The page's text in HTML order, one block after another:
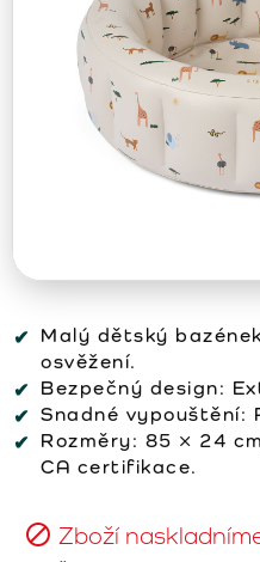
Malý dětský
osvěžení.
Bezpečný design:
Snadné vypouštění:
Rozměry: 85 × 24
CA certifikace.
Zboží